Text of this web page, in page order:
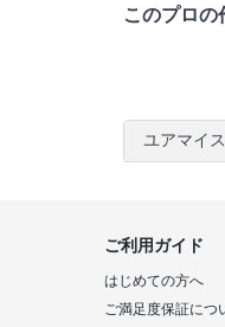
このプロの
ユアマイ
ご利用ガイド
はじめての方へ
ご満足度保証につ